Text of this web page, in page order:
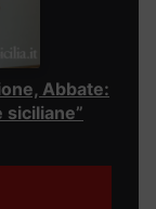
Abbate: